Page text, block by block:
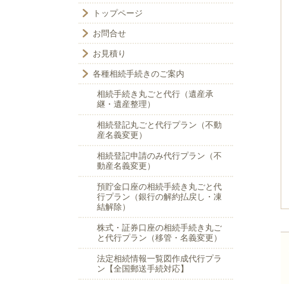
トップページ
お問合せ
お見積り
各種相続手続きのご案内
相続手続き丸ごと代行（遺産承
継・遺産整理）
相続登記丸ごと代行プラン（不動
産名義変更）
相続登記申請のみ代行プラン（不
動産名義変更）
預貯金口座の相続手続き丸ごと代
行プラン（銀行の解約払戻し・凍
結解除）
株式・証券口座の相続手続き丸ご
と代行プラン（移管・名義変更）
法定相続情報一覧図作成代行プラ
ン【全国郵送手続対応】